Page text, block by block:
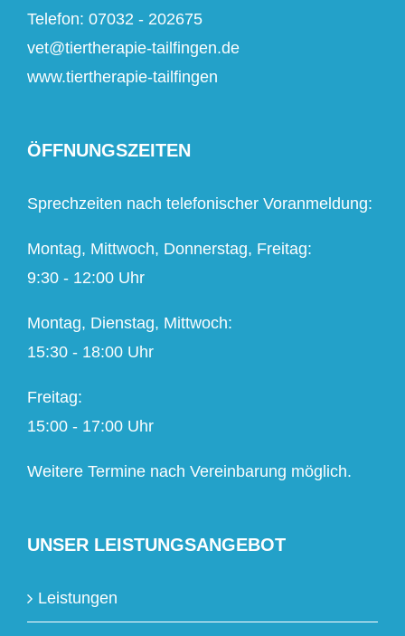
Telefon: 07032 - 202675
vet@tiertherapie-tailfingen.de
www.tiertherapie-tailfingen
ÖFFNUNGSZEITEN
Sprechzeiten nach telefonischer Voranmeldung:
Montag, Mittwoch, Donnerstag, Freitag:
9:30 - 12:00 Uhr
Montag, Dienstag, Mittwoch:
15:30 - 18:00 Uhr
Freitag:
15:00 - 17:00 Uhr
Weitere Termine nach Vereinbarung möglich.
UNSER LEISTUNGSANGEBOT
Leistungen